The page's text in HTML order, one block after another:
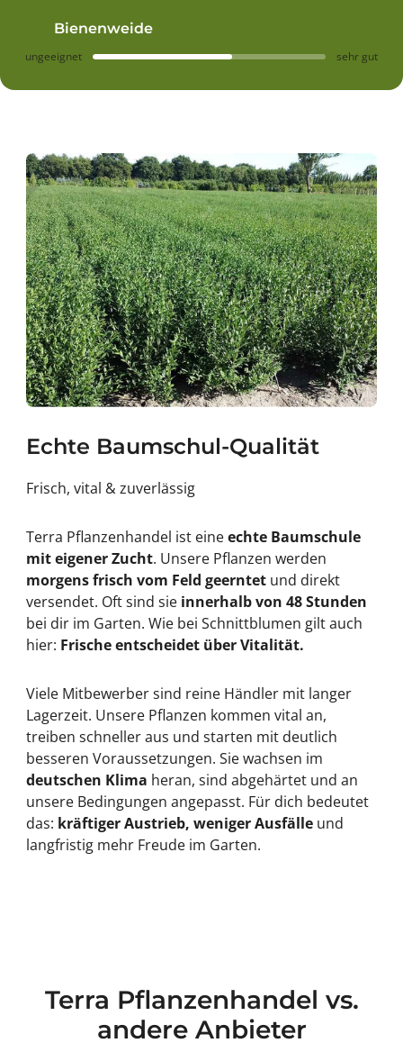
Bienenweide
ungeeignet sehr gut
Echte Baumschul-Qualität
Frisch, vital & zuverlässig
Terra Pflanzenhandel ist eineechte Baumschule
mit eigener Zucht. Unsere Pflanzen werden
morgens frisch vom Feld geerntetund direkt
versendet. Oft sind sie innerhalb von 48 Stunden
bei dir im Garten. Wie bei Schnittblumen gilt auch
hier: Frische entscheidet über Vitalität.
Viele Mitbewerber sind reine Händler mit langer
Lagerzeit. Unsere Pflanzen kommen vital an,
treiben schneller aus und starten mit deutlich
besseren Voraussetzungen. Sie wachsen im
deutschen Klima heran, sind abgehärtet und an
unsere Bedingungen angepasst. Für dich bedeutet
das: kräftiger Austrieb, weniger Ausfälle und
langfristig mehr Freude im Garten.
Terra Pflanzenhandel vs.
andere Anbieter